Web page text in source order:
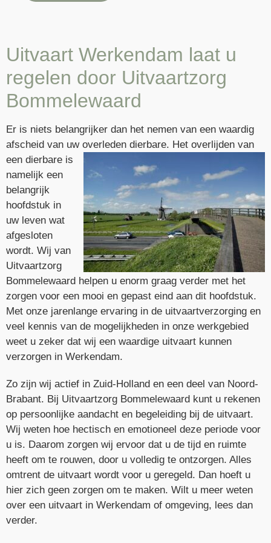
Uitvaart Werkendam laat u
regelen door Uitvaartzorg
Bommelewaard
Er is niets belangrijker dan het nemen van een waardig
afscheid van uw overleden dierbare. Het overlijden van
een dierbare is
namelijk een
belangrijk
hoofdstuk in
uw leven wat
afgesloten
wordt. Wij van
Uitvaartzorg
Bommelewaard helpen u enorm graag verder met het
zorgen voor een mooi en gepast eind aan dit hoofdstuk.
Met onze jarenlange ervaring in de uitvaartverzorging en
veel kennis van de mogelijkheden in onze werkgebied
weet u zeker dat wij een waardige uitvaart kunnen
verzorgen in Werkendam.
Zo zijn wij actief in Zuid-Holland en een deel van Noord-
Brabant. Bij Uitvaartzorg Bommelewaard kunt u rekenen
op persoonlijke aandacht en begeleiding bij de uitvaart.
Wij weten hoe hectisch en emotioneel deze periode voor
u is. Daarom zorgen wij ervoor dat u de tijd en ruimte
heeft om te rouwen, door u volledig te ontzorgen. Alles
omtrent de uitvaart wordt voor u geregeld. Dan hoeft u
hier zich geen zorgen om te maken. Wilt u meer weten
over een uitvaart in Werkendam of omgeving, lees dan
verder.